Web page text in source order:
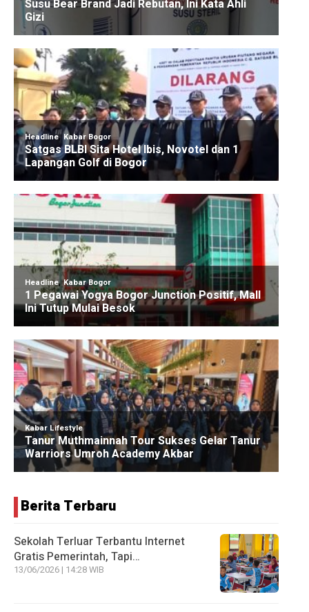
Berita Terbaru
Sekolah Terluar Terbantu Internet
Gratis Pemerintah, Tapi…
13/06/2026 | 14:28 WIB